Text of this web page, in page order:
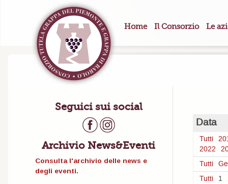
Home Il Consorzio Le
Seguici sui social
Archivio News&Eventi
Consulta l'archivio delle news e
degli eventi.
Data
Tutti
2022
Tutti
Tutti
1